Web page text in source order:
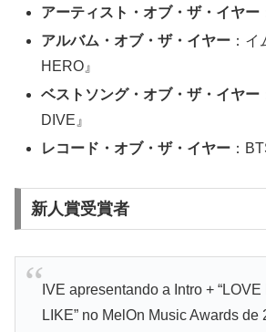
アーティスト・オブ・ザ・イヤー
アルバム・オブ・ザ・イヤー ：
HERO』
ベストソング・オブ・ザ・イヤー
DIVE』
レコード・オブ・ザ・イヤー ：
新人賞受賞者
IVE apresentando a Intro + “LOVE
LIKE” no MelOn Music Awards de